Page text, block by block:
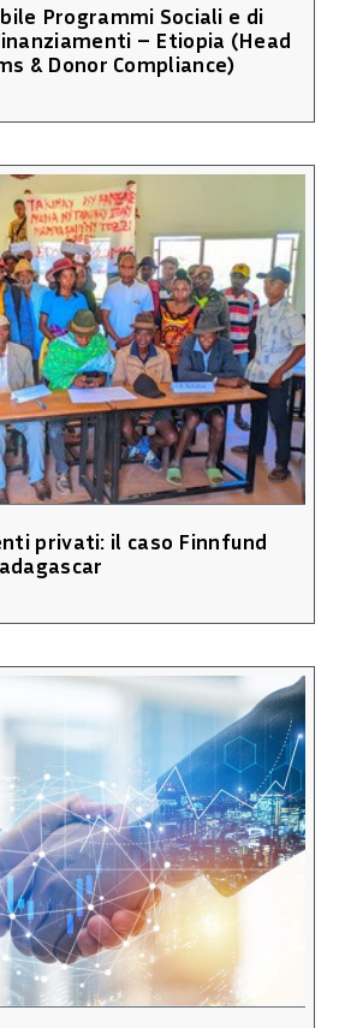
Programmi Sociali e di
– Etiopia (Head
& Donor Compliance)
privati: il caso Finnfund